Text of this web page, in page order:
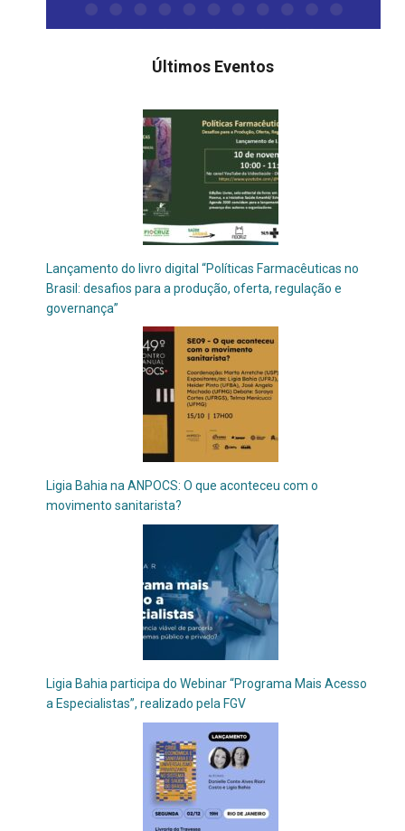
Últimos Eventos
Lançamento do livro digital “Políticas Farmacêuticas no
Brasil: desafios para a produção, oferta, regulação e
governança”
Ligia Bahia na ANPOCS: O que aconteceu com o
movimento sanitarista?
Ligia Bahia participa do Webinar “Programa Mais Acesso
a Especialistas”, realizado pela FGV